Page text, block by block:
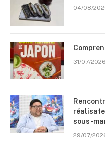
04/08/
31/07/2026
sous-
29/07/